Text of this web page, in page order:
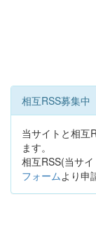
相互RSS募集中
当サイトと相互
ます。
相互RSS(当サ
フォームより申